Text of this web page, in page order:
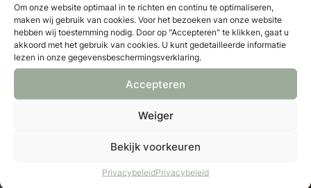
Om onze website optimaal in te richten en continu te optimaliseren,
maken wij gebruik van cookies. Voor het bezoeken van onze website
hebben wij toestemming nodig. Door op "Accepteren" te klikken, gaat u
akkoord met het gebruik van cookies. U kunt gedetailleerde informatie
lezen in onze gegevensbeschermingsverklaring.
Accepteren
Weiger
Bekijk voorkeuren
PrivacybeleidPrivacybeleid
Heb je jezelf altijd al zo mooi als een zeemeermin willen
voelen? Dit ontwerp vanStella Yorkis dan jouw ultieme
bruidsjurk. Het silhouet van deze mermaid-jurk, met een
prachtig lijfje waarop parels zijn aangebracht, is stijlvol en
past perfect bij het kant dat subtiel overgaat in een